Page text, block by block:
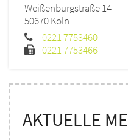
Weißenburgstraße 14
50670Köln
0221 7753460
0221 7753466
AKTUELLE